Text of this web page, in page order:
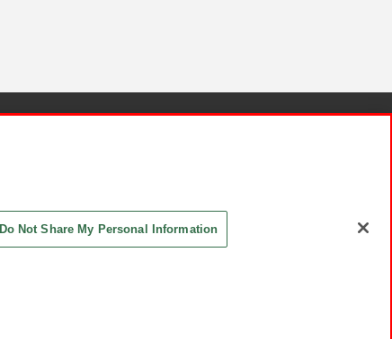
Do Not Share My Personal Information